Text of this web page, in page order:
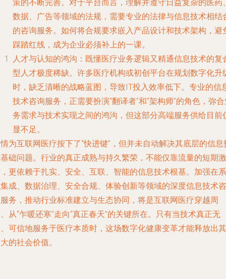
策的不断完善。对于平台而言，理解并遵守日益复杂的医药
数据、广告等领域的法规，需要专业的法律与信息技术相结
的咨询服务。如何将合规要求嵌入产品设计和技术架构，避
踩踏红线，成为企业必须补上的一课。
人才与认知的鸿沟 ：既懂医疗业务逻辑又精通信息技术的复
型人才极度稀缺。许多医疗机构或初创平台在规划数字化升
时，缺乏清晰的战略蓝图，导致IT投入效率低下。专业的信
技术咨询服务，正需要扮演“翻译者”和“架构师”的角色，弥
务需求与技术实现之间的鸿沟，但这部分高端服务供给目前
显不足。
为互联网医疗按下了“快进键”，但并未自动解决其底层的信息
础问题。行业的真正成熟与持久繁荣，不能仅靠流量的短期激
更依赖于扎实、安全、互联、智能的信息技术根基。加强在系
成、数据治理、安全合规、体验创新等领域的深度信息技术咨
务，推动行业标准建立与生态协同，将是互联网医疗穿越周
从“乍暖还寒”走向“真正春天”的关键所在。只有当技术真正无
可信地服务于医疗本质时，这场数字化健康变革才能释放出其
的社会价值。